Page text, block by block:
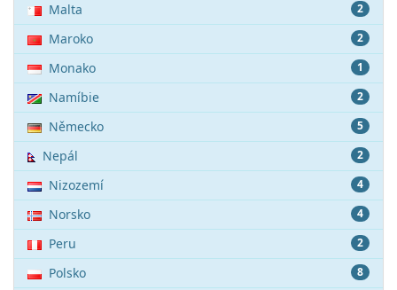
2
Malta
2
Maroko
1
Monako
2
Namíbie
5
Německo
2
Nepál
4
Nizozemí
4
Norsko
2
Peru
8
Polsko